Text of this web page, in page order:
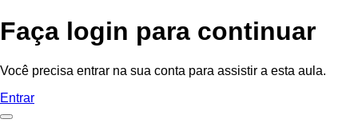
Faça login para continuar
Você precisa entrar na sua conta para assistir a esta aula.
Entrar